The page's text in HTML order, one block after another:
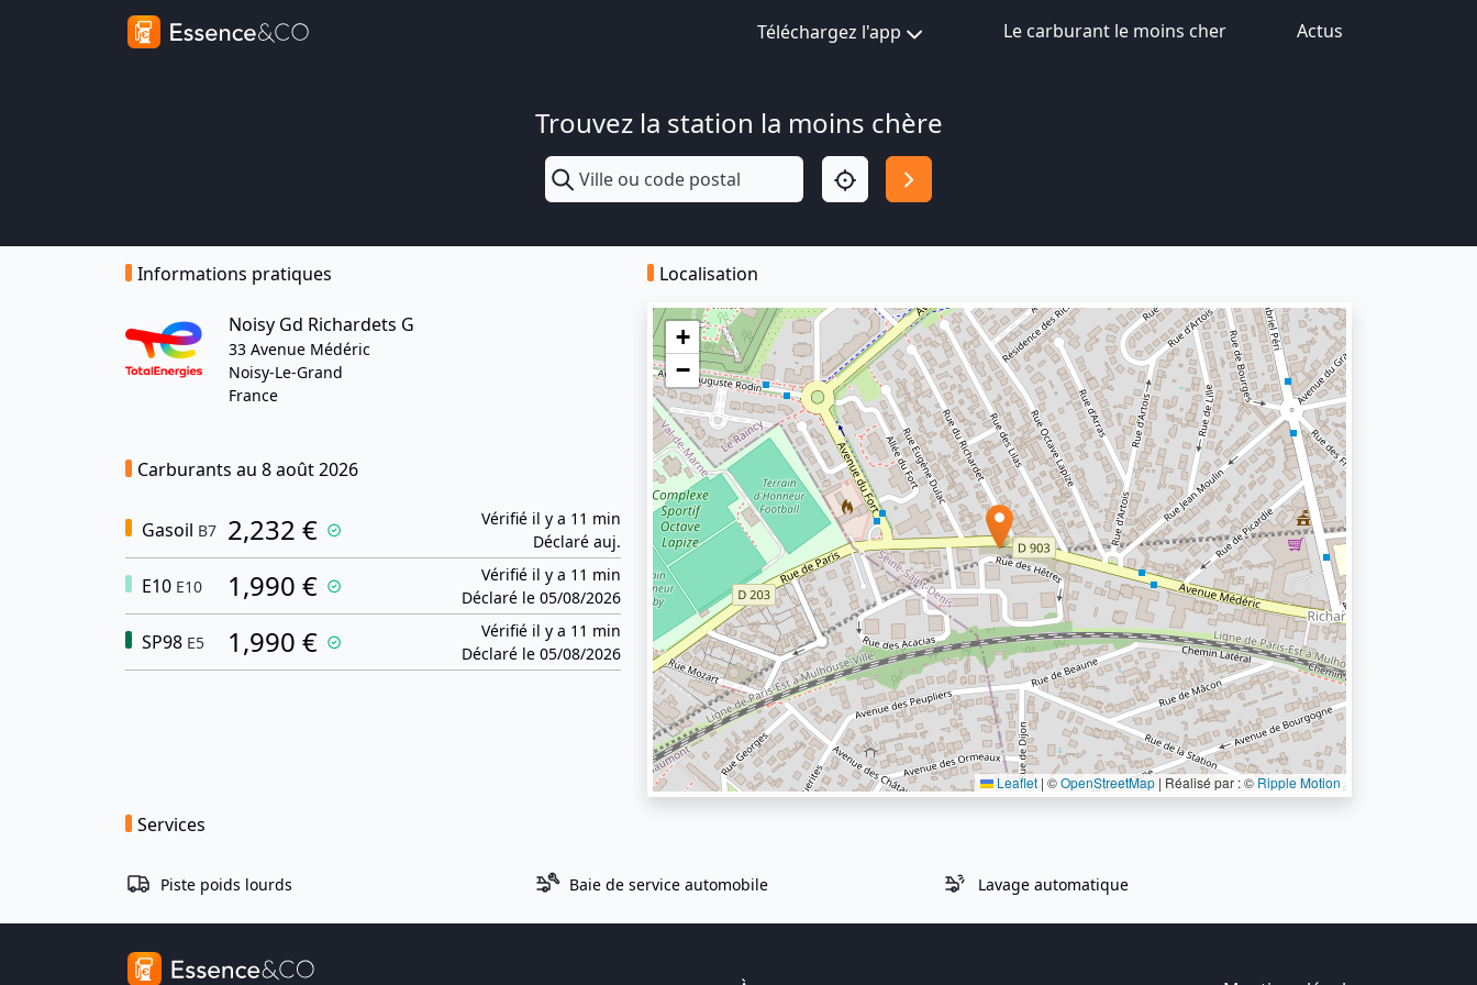
Téléchargez l'app Le carburant le moins cher Actus
Trouvez la station la moins chère
Informations pratiques
Noisy Gd Richardets G
33 Avenue Médéric
Noisy-Le-Grand
France
Carburants au 8 août 2026
Gasoil B7 2,232 €
Vérifié il y a 11 min
Déclaré auj.
E10 E10 1,990 €
Vérifié il y a 11 min
Déclaré le 05/08/2026
SP98 E5 1,990 €
Vérifié il y a 11 min
Déclaré le 05/08/2026
Localisation
+
−
Leaflet | ©OpenStreetMap | Réalisé par : © Ripple Motion
Services
Piste poids lourds Baie de service automobile Lavage automatique